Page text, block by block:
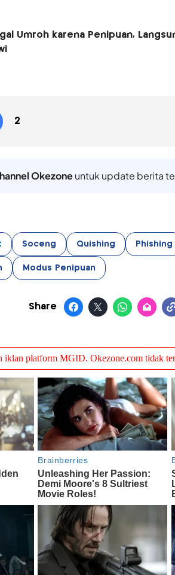
Umroh karena Penipuan,
2
Okezoneuntuk update berita
Soceng Quishing Phishing
Modus Penipuan
Share